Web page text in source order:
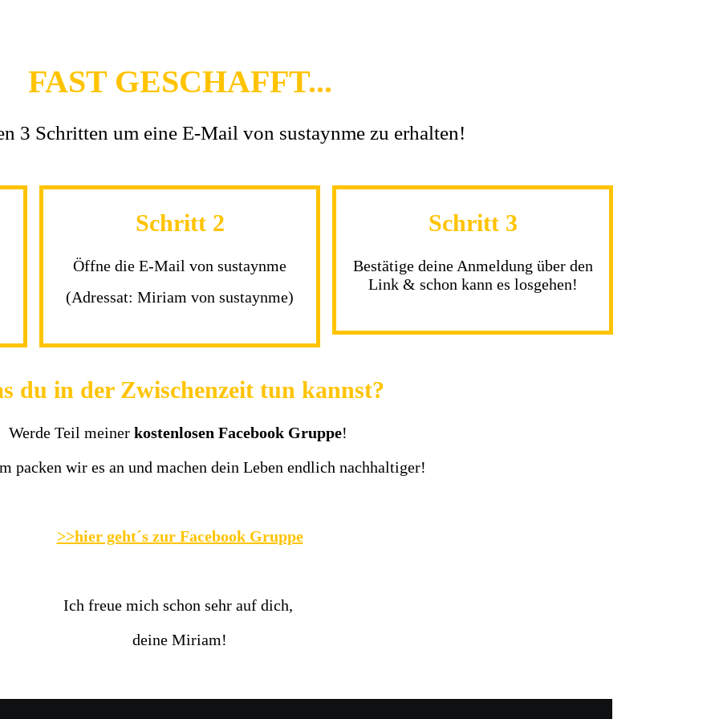
FAST GESCHAFFT...
3 Schritten um eine E-Mail von sustaynme zu erhalten!
Schritt 2
Öffne die E-Mail von sustaynme
(Adressat: Miriam von sustaynme)
Schritt 3
Bestätige deine Anmeldung über den
Link & schon kann es losgehen!
du in der Zwischenzeit tun kannst?
Werde Teil meiner kostenlosen Facebook Gruppe!
packen wir es an und machen dein Leben endlich nachhaltiger!
>>hier geht´s zur Facebook Gruppe
Ich freue mich schon sehr auf dich,
deine Miriam!